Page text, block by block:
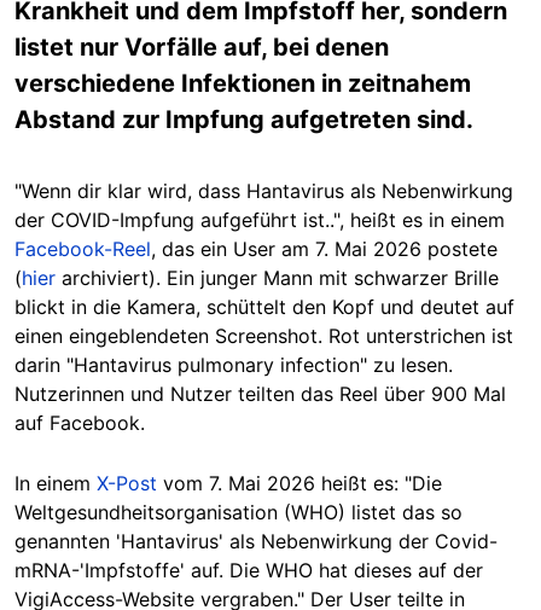
Krankheit und dem Impfstoff her, sondern
listet nur Vorfälle auf, bei denen
verschiedene Infektionen in zeitnahem
Abstand zur Impfung aufgetreten sind.
"Wenn dir klar wird, dass Hantavirus als Nebenwirkung
der COVID-Impfung aufgeführt ist..", heißt es in einem
Facebook-Reel, das ein User am 7. Mai 2026 postete
(hier archiviert). Ein junger Mann mit schwarzer Brille
blickt in die Kamera, schüttelt den Kopf und deutet auf
einen eingeblendeten Screenshot. Rot unterstrichen ist
darin "Hantavirus pulmonary infection" zu lesen.
Nutzerinnen und Nutzer teilten das Reel über 900 Mal
auf Facebook.
In einem X-Post vom 7. Mai 2026 heißt es: "Die
Weltgesundheitsorganisation (WHO) listet das so
genannten 'Hantavirus' als Nebenwirkung der Covid-
mRNA-'Impfstoffe' auf. Die WHO hat dieses auf der
VigiAccess-Website vergraben." Der User teilte in